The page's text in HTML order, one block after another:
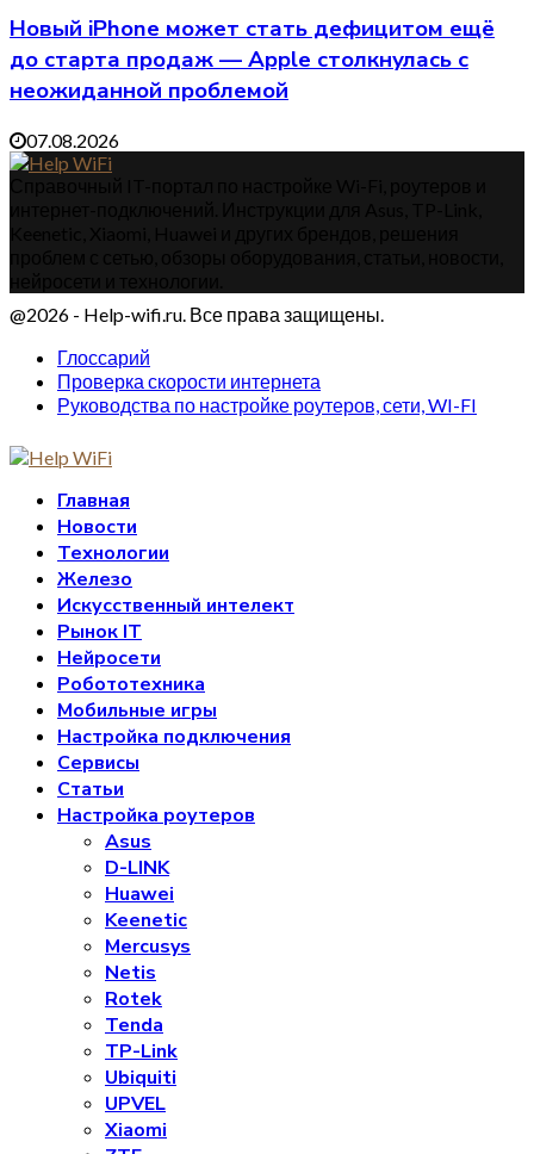
Новый iPhone может стать дефицитом ещё
до старта продаж — Apple столкнулась с
неожиданной проблемой
07.08.2026
@2026 - Help-wifi.ru. Все права защищены.
Глоссарий
Проверка скорости интернета
Руководства по настройке роутеров, сети, WI-FI
Главная
Новости
Технологии
Железо
Искусственный интелект
Рынок IT
Нейросети
Робототехника
Мобильные игры
Настройка подключения
Сервисы
Статьи
Настройка роутеров
Asus
D-LINK
Huawei
Keenetic
Mercusys
Netis
Rotek
Tenda
TP-Link
Ubiquiti
UPVEL
Xiaomi